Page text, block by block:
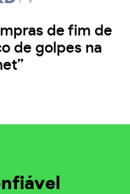
de fim de
de golpes na